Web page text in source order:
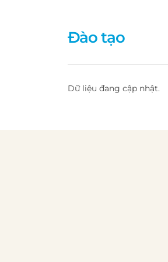
Đào tạo
Dữ liệu đang cập nhật.